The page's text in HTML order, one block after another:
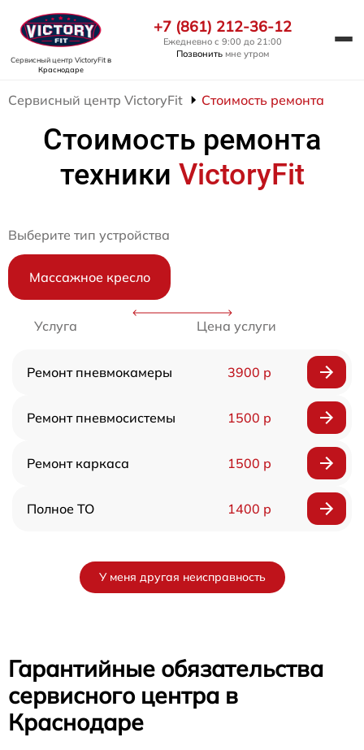
Сервисный центр VictoryFitв
Краснодаре
+7 (861) 212-36-12
Ежедневно с 9:00 до 21:00
Позвонить мне утром
Сервисный центр VictoryFit Стоимость ремонта
Стоимость ремонта
техники VictoryFit
Выберите тип устройства
Массажное кресло
Услуга Цена услуги
Ремонт пневмокамеры 3900 р
Ремонт пневмосистемы 1500 р
Ремонт каркаса 1500 р
Полное ТО 1400 р
У меня другая неисправность
Гарантийные обязательства
сервисного центра в
Краснодаре